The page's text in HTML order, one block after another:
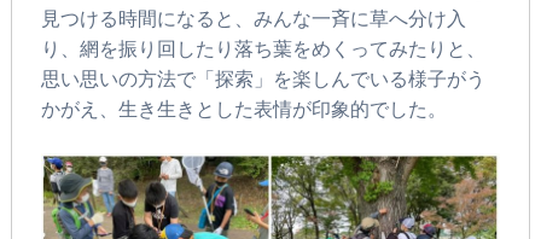
見つける時間になると、みんな一斉に草へ分け入
り、網を振り回したり落ち葉をめくってみたりと、
思い思いの方法で「探索」を楽しんでいる様子がう
かがえ、生き生きとした表情が印象的でした。